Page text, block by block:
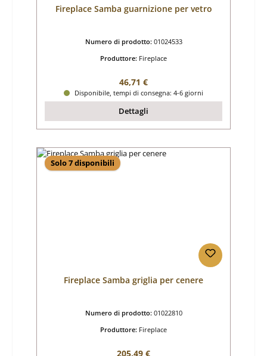
Fireplace Samba guarnizione per vetro
Numero di prodotto: 01024533
Produttore: Fireplace
Prezzo normale:
46,71 €
Disponibile, tempi di consegna: 4-6 giorni
Dettagli
Solo 7 disponibili
Fireplace Samba griglia per cenere
Numero di prodotto: 01022810
Produttore: Fireplace
Prezzo normale:
205,49 €